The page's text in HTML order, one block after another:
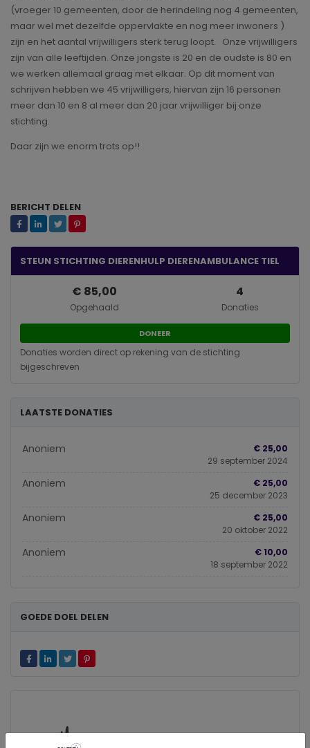
(vroeger 10 gemeenten, door de herindeling nog 4 gemeenten,
maar wel met dezelfde oppervlakte en nog meer inwoners )
zijn en het aantal vrijwilligers sterk terug loopt. Onze vrijwilligers
zijn van alle leeftijden. Onze jongste is 20 en de oudste is 80 en
we werken allemaal graag met elkaar. Op dit moment van
schrijven hebben we 45 vrijwilligers, hiervan zijn 16 personen
meer dan 10 en 8 al meer dan 20 jaar vrijwilliger bij onze
stichting.
Daar zijn we enorm trots op!!
BERICHT DELEN
STEUN STICHTING DIERENHULP DIERENAMBULANCE TIEL
€ 85,00
Opgehaald
4
Donaties
DONEER
Donaties worden direct op rekening van de stichting
bijgeschreven
LAATSTE DONATIES
Anoniem
€ 25,00
29 september 2024
Anoniem
€ 25,00
25 december 2023
Anoniem
€ 25,00
20 oktober 2022
Anoniem
€ 10,00
18 september 2022
GOEDE DOEL DELEN